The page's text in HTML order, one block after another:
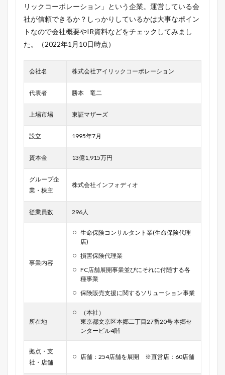
リックコーポレーション」という企業。運営している会
社が信頼できるか？しっかりしているかは大事なポイン
トなので会社概要やIR資料などをチェックしてみまし
た。（2022年1月10日時点）
会社名 株式会社アイリックコーポレーション
代表者 勝本 竜二
上場市場 東証マザーズ
設立 1995年7月
資本金 13億1,915万円
グループ企
業・株主
株式会社インフォディオ
従業員数 296人
事業内容
生命保険コンサルタント業(生命保険代理
店)
損害保険代理業
FC店舗展開事業並びにそれに付随する各
種事業
保険販売支援に関するソリューション事業
所在地
（本社）
東京都文京区本郷二丁目27番20号 本郷セ
ンタービル4階
拠点・支
社・店舗
店舗：254店舗を展開 ※直営店：60店舗